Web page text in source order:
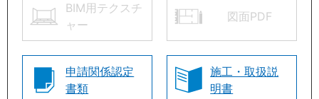
BIM用テクスチ
ャー
図面PDF
申請関係認定
書類
施工・取扱説
明書